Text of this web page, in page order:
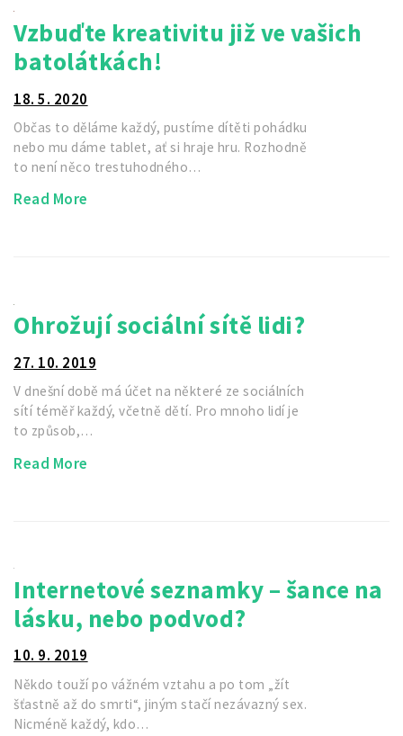
Vzbuďte kreativitu již ve vašich
batolátkách!
18. 5. 2020
Občas to děláme každý, pustíme dítěti pohádku
nebo mu dáme tablet, ať si hraje hru. Rozhodně
to není něco trestuhodného…
Read More
Ohrožují sociální sítě lidi?
27. 10. 2019
V dnešní době má účet na některé ze sociálních
sítí téměř každý, včetně dětí. Pro mnoho lidí je
to způsob,…
Read More
Internetové seznamky – šance na
lásku, nebo podvod?
10. 9. 2019
Někdo touží po vážném vztahu a po tom „žít
šťastně až do smrti“, jiným stačí nezávazný sex.
Nicméně každý, kdo…